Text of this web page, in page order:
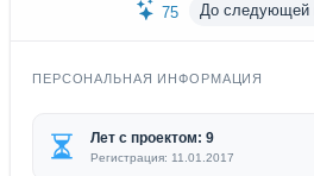
75 До следующей
ПЕРСОНАЛЬНАЯ ИНФОРМАЦИЯ
Лет с проектом: 9
Регистрация: 11.01.2017